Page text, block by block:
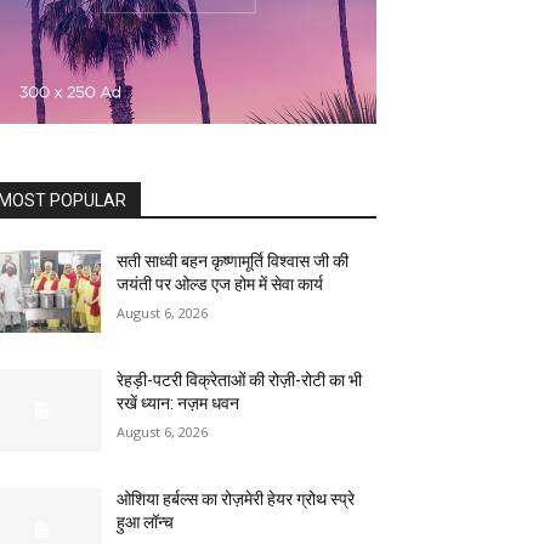
POPULAR
सती साध्वी बहन कृष्णामूर्ति विश्वास जी की
जयंती पर ओल्ड एज होम में सेवा कार्य
August 6, 2026
रेहड़ी-पटरी विक्रेताओं की रोज़ी-रोटी का भी
रखें ध्यान: नज़म धवन
August 6, 2026
ओशिया हर्बल्स का रोज़मेरी हेयर ग्रोथ स्प्रे
हुआ लॉन्च